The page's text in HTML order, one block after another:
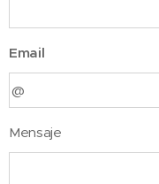
Email
Mensaje